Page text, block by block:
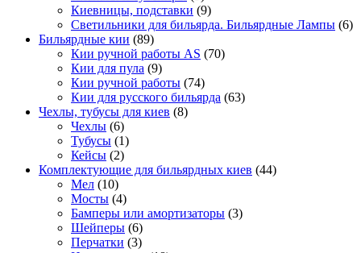
Киевницы, подставки (9)
Светильники для бильярда. Бильярдные Лампы (6)
Бильярдные кии (89)
Кии ручной работы AS (70)
Кии для пула (9)
Кии ручной работы (74)
Кии для русского бильярда (63)
Чехлы, тубусы для киев (8)
Чехлы (6)
Тубусы (1)
Кейсы (2)
Комплектующие для бильярдных киев (44)
Мел (10)
Мосты (4)
Бамперы или амортизаторы (3)
Шейперы (6)
Перчатки (3)